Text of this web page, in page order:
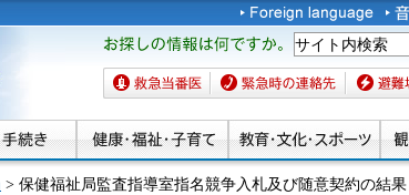
お探しの情報は何です
か。
救急当番医 緊急時の連絡先 避難場所
> 保健福祉局監査指導室指名競争入札及び随意契約の結果